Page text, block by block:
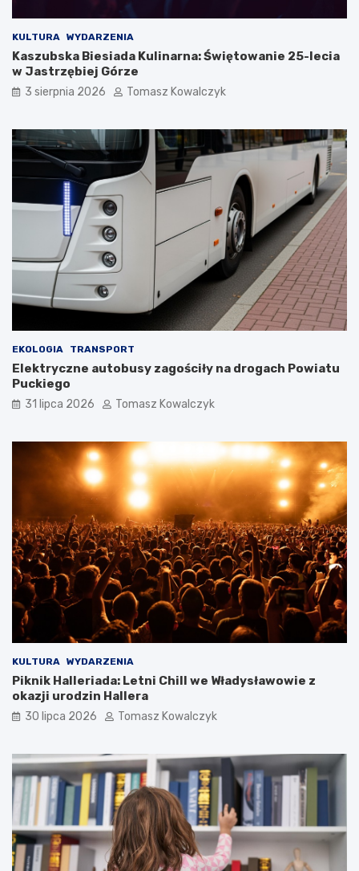
KULTURA WYDARZENIA
Kaszubska Biesiada Kulinarna: Świętowanie 25-lecia
w Jastrzębiej Górze
3 sierpnia 2026 Tomasz Kowalczyk
EKOLOGIA TRANSPORT
Elektryczne autobusy zagościły na drogach Powiatu
Puckiego
31 lipca 2026 Tomasz Kowalczyk
KULTURA WYDARZENIA
Piknik Halleriada: Letni Chill we Władysławowie z
okazji urodzin Hallera
30 lipca 2026 Tomasz Kowalczyk